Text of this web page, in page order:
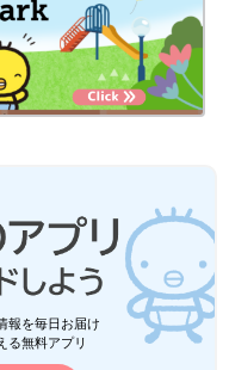
報を毎日お届け
る無料アプリ